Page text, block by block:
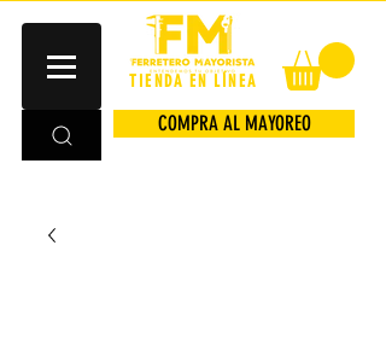
TIENDA EN LÍNEA
COMPRA AL MAYOREO